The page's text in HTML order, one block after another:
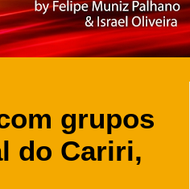
grupos
do Cariri,